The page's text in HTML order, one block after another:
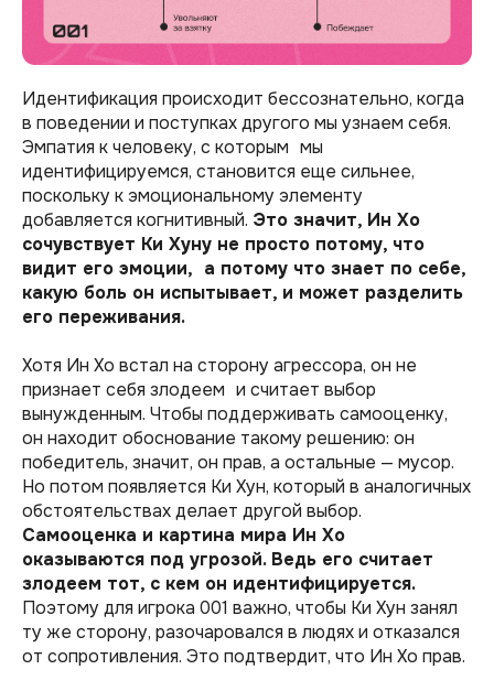
Идентификация происходит бессознательно, когда
в поведении и поступках другого мы узнаем себя.
Эмпатия к человеку, с которым мы
идентифицируемся, становится еще сильнее,
поскольку к эмоциональному элементу
добавляется когнитивный. Это значит, Ин Хо
сочувствует Ки Хуну не просто потому, что
видит его эмоции, а потому что знает по себе,
какую боль он испытывает, и может разделить
его переживания.
Хотя Ин Хо встал на сторону агрессора, он не
признает себя злодеем и считает выбор
вынужденным. Чтобы поддерживать самооценку,
он находит обоснование такому решению: он
победитель, значит, он прав, а остальные — мусор.
Но потом появляется Ки Хун, который в аналогичных
обстоятельствах делает другой выбор.
Самооценка и картина мира Ин Хо
оказываются под угрозой. Ведь его считает
злодеем тот, с кем он идентифицируется.
Поэтому для игрока 001 важно, чтобы Ки Хун занял
ту же сторону, разочаровался в людях и отказался
от сопротивления. Это подтвердит, что Ин Хо прав.